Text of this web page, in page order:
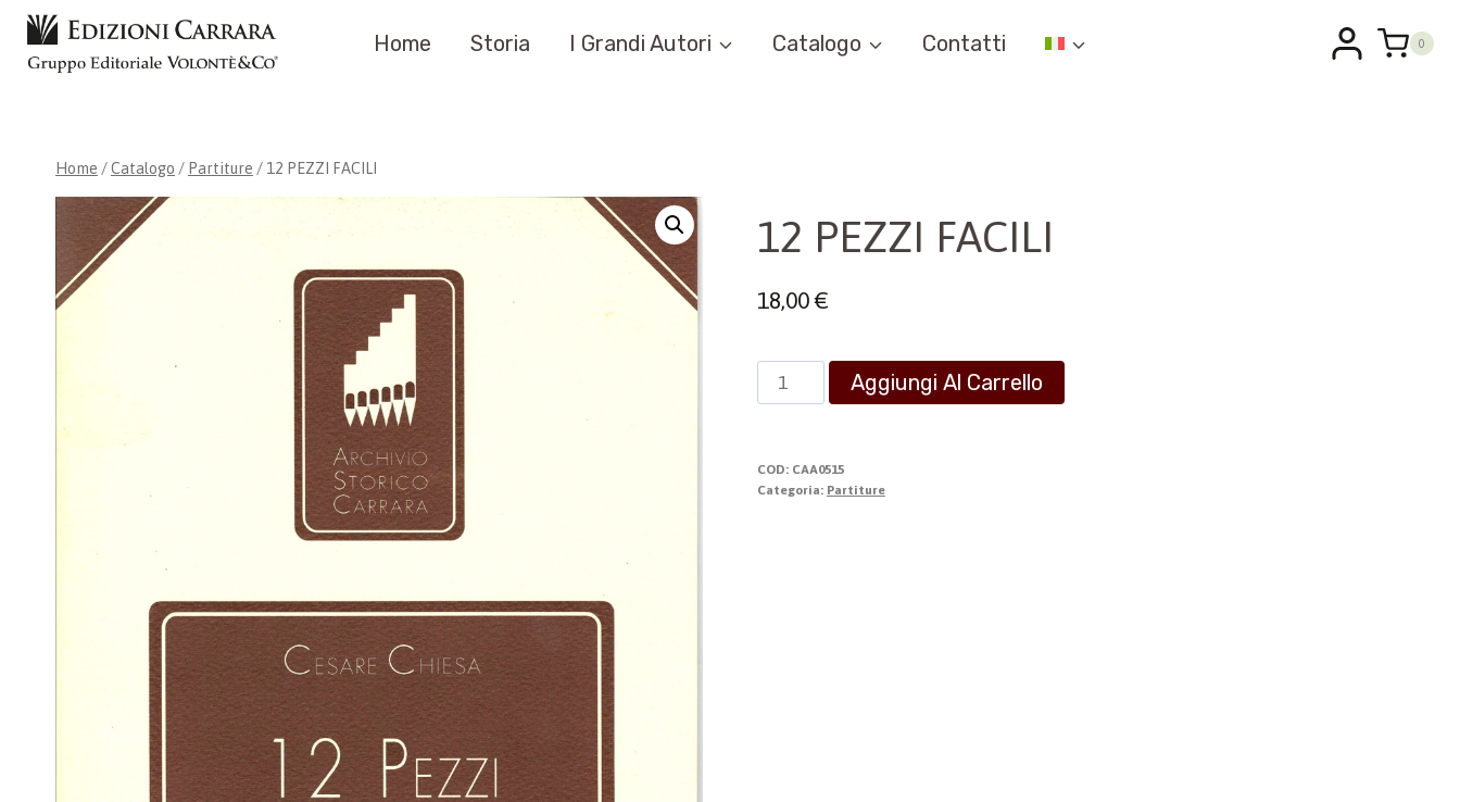
Salta
contenuto
Home Storia I Grandi Autori Catalogo Contatti 0
Home /Catalogo / Partiture / 12 PEZZI FACILI
12 PEZZI FACILI
18,00€
PEZZI
quantità
Aggiungi Al Carrello
COD: CAA0515
Categoria: Partiture